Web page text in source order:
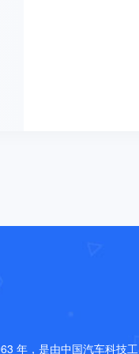
年，是由中国汽车科技工